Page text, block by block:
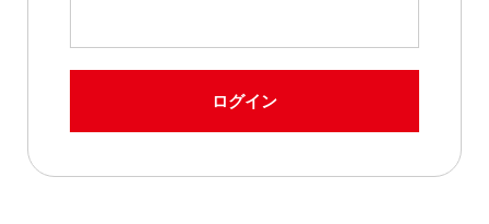
ログイン